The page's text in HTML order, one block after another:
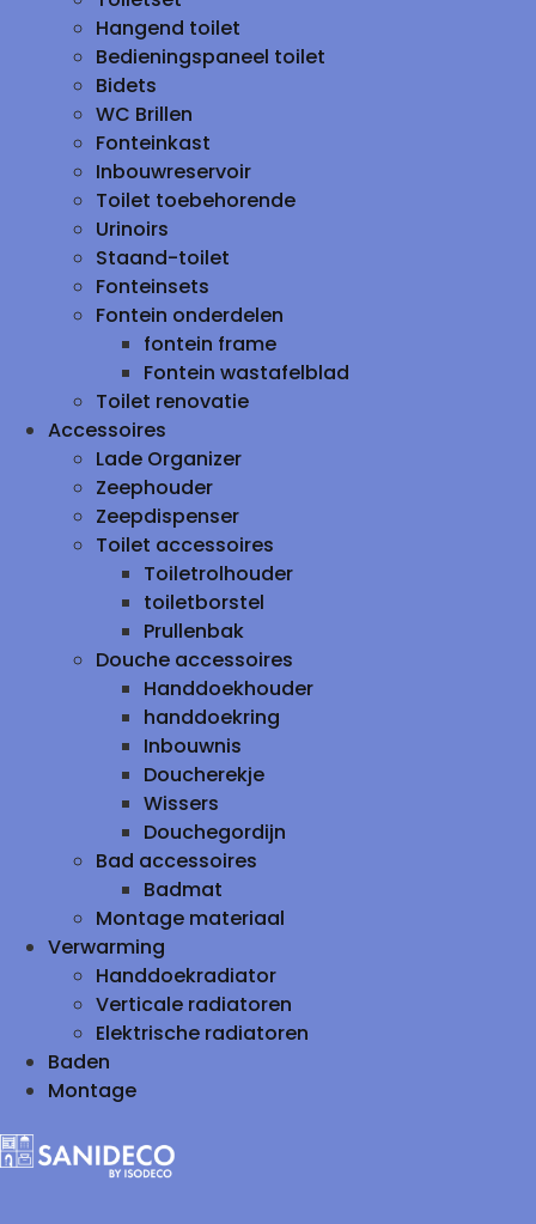
Hangend toilet
Bedieningspaneel toilet
Bidets
WC Brillen
Fonteinkast
Inbouwreservoir
Toilet toebehorende
Urinoirs
Staand-toilet
Fonteinsets
Fontein onderdelen
fontein frame
Fontein wastafelblad
Toilet renovatie
Accessoires
Lade Organizer
Zeephouder
Zeepdispenser
Toilet accessoires
Toiletrolhouder
toiletborstel
Prullenbak
Douche accessoires
Handdoekhouder
handdoekring
Inbouwnis
Doucherekje
Wissers
Douchegordijn
Bad accessoires
Badmat
Montage materiaal
Verwarming
Handdoekradiator
Verticale radiatoren
Elektrische radiatoren
Baden
Montage